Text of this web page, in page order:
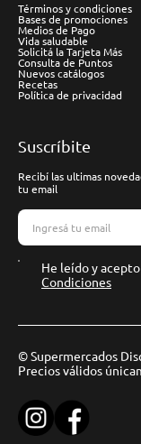
Términos y condiciones
Bases de promociones
Medios de Pago
Vida saludable
Solicitá la Tarjeta Más
Consulta de Puntos
Nuevos catálogos
Recetas
Política de privacidad
Suscríbite
Recibí las ultimas
tu email
He leído y
Condiciones
© Supermercados
Precios válidos